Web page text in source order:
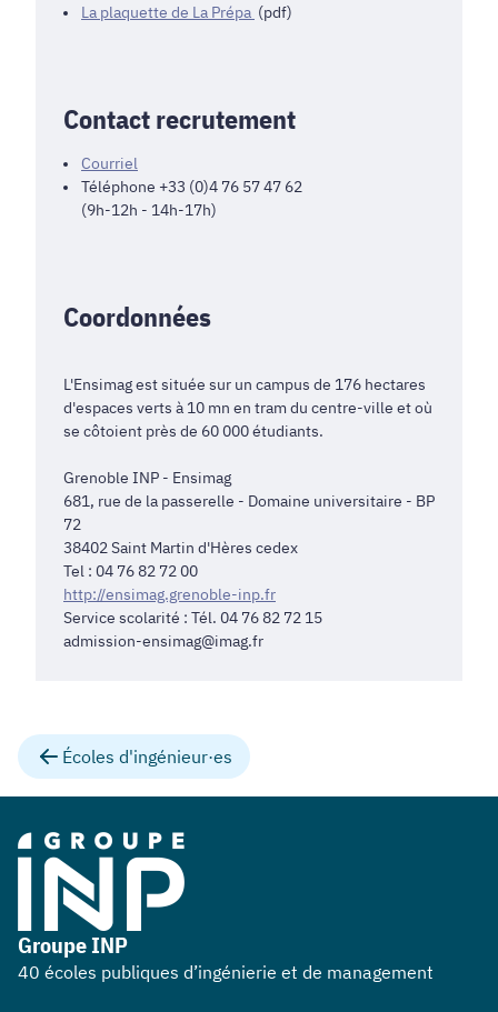
La plaquette de La Prépa (pdf)
Contact recrutement
Courriel
Téléphone +33 (0)4 76 57 47 62
(9h-12h - 14h-17h)
Coordonnées
L'Ensimag est située sur un campus de 176 hectares
d'espaces verts à 10 mn en tram du centre-ville et où
se côtoient près de 60 000 étudiants.
Grenoble INP - Ensimag
681, rue de la passerelle - Domaine universitaire - BP
72
38402 Saint Martin d'Hères cedex
Tel : 04 76 82 72 00
http://ensimag.grenoble-inp.fr
Service scolarité : Tél. 04 76 82 72 15
admission-ensimag@imag.fr
Écoles d'ingénieur·es
Groupe INP
40 écoles publiques d’ingénierie et de management